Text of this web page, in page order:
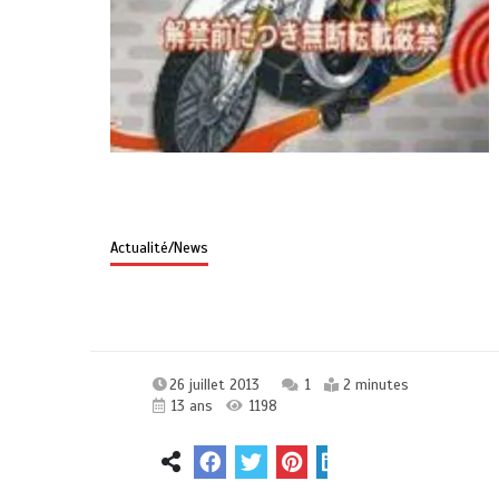
Actualité/News
26 juillet 2013 1
2 minutes
13 ans
1198